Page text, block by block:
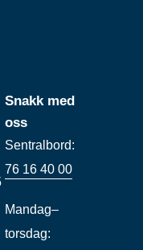
Snakk med
oss
Sentralbord:
76 16 40 00
Mandag–
torsdag: